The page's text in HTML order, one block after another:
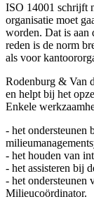
ISO 14001 schrijft
organisatie moet
worden. Dat is aan
reden is de norm
als voor
Rodenburg & Van
en helpt bij het
Enkele
- het ondersteunen
- het houden van
- het assisteren bij
- het ondersteunen
Milieucoördinator.